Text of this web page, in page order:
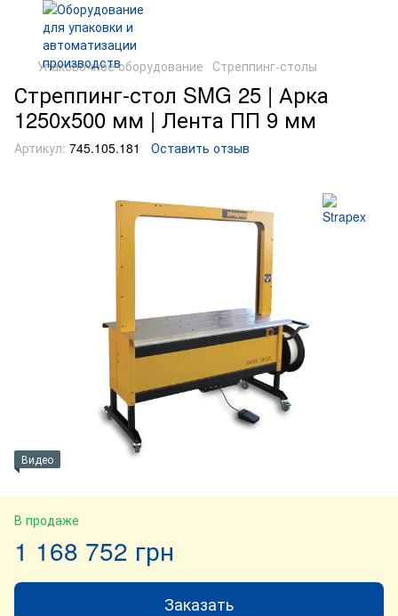
Упаковочное оборудование Стреппинг-столы
Стреппинг-стол SMG 25 | Арка
1250х500 мм | Лента ПП 9 мм
Артикул: 745.105.181 Оставить отзыв
Видео
В продаже
1 168 752 грн
Заказать